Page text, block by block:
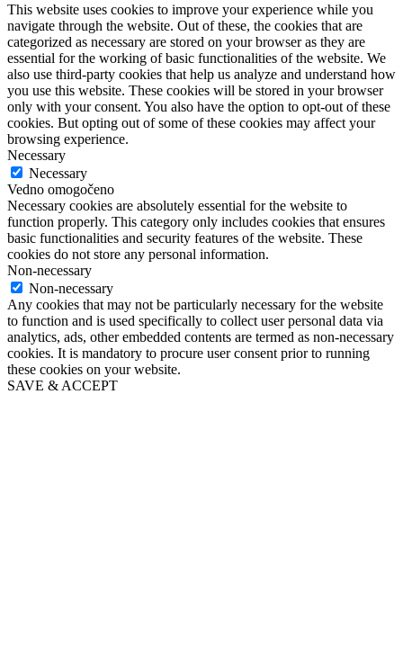
This website uses cookies to improve your experience while you
navigate through the website. Out of these, the cookies that are
categorized as necessary are stored on your browser as they are
essential for the working of basic functionalities of the website. We
also use third-party cookies that help us analyze and understand how
you use this website. These cookies will be stored in your browser
only with your consent. You also have the option to opt-out of these
cookies. But opting out of some of these cookies may affect your
browsing experience.
Necessary
Necessary
Vedno omogočeno
Necessary cookies are absolutely essential for the website to
function properly. This category only includes cookies that ensures
basic functionalities and security features of the website. These
cookies do not store any personal information.
Non-necessary
Non-necessary
Any cookies that may not be particularly necessary for the website
to function and is used specifically to collect user personal data via
analytics, ads, other embedded contents are termed as non-necessary
cookies. It is mandatory to procure user consent prior to running
these cookies on your website.
SAVE & ACCEPT